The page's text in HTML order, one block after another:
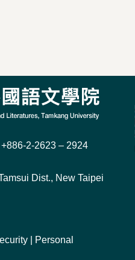
2-2623 – 2924
Dist., New Taipei
Personal